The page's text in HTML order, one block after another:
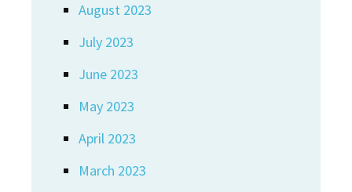
August 2023
July 2023
June 2023
May 2023
April 2023
March 2023